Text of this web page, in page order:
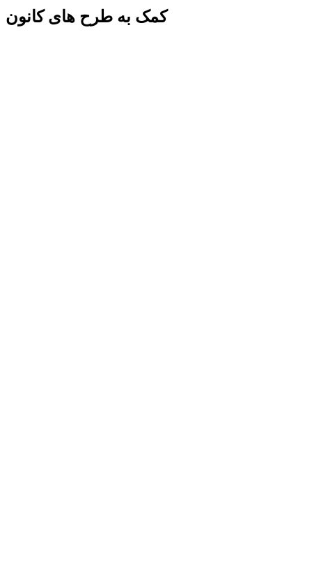
کمک به طرح های کانون